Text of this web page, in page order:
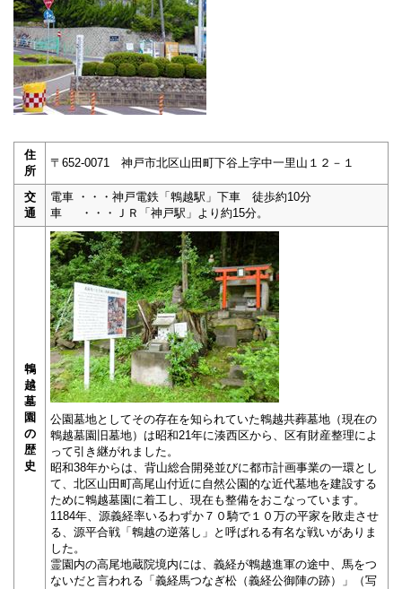
住
所
〒652-0071 神戸市北区山田町下谷上字中一里山１２－１
交
通
電車 ・・・神戸電鉄「鵯越駅」下車 徒歩約10分
車 ・・・ＪＲ「神戸駅」より約15分。
鵯
越
墓
園
の
歴
史
公園墓地としてその存在を知られていた鵯越共葬墓地（現在の
鵯越墓園旧墓地）は昭和21年に湊西区から、区有財産整理によ
って引き継がれました。
昭和38年からは、背山総合開発並びに都市計画事業の一環とし
て、北区山田町高尾山付近に自然公園的な近代墓地を建設する
ために鵯越墓園に着工し、現在も整備をおこなっています。
1184年、源義経率いるわずか７０騎で１０万の平家を敗走させ
る、源平合戦「鵯越の逆落し」と呼ばれる有名な戦いがありま
した。
霊園内の高尾地蔵院境内には、義経が鵯越進軍の途中、馬をつ
ないだと言われる「義経馬つなぎ松（義経公御陣の跡）」（写